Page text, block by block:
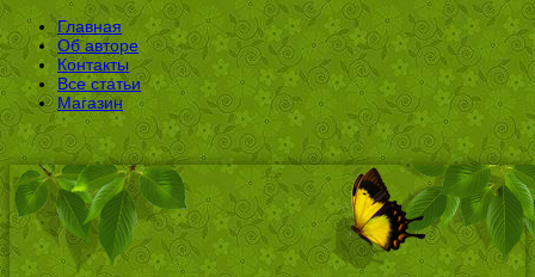
Главная
Об авторе
Контакты
Все статьи
Магазин